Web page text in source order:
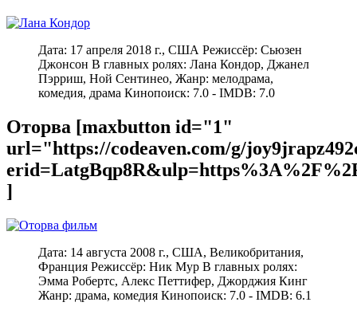
Дата: 17 апреля 2018 г., США Режиссёр: Сьюзен
Джонсон В главных ролях: Лана Кондор, Джанел
Пэрриш, Ной Сентинео, Жанр: мелодрама,
комедия, драма Кинопоиск: 7.0 - IMDB: 7.0
Оторва [maxbutton id="1"
url="https://codeaven.com/g/
]
Дата: 14 августа 2008 г., США, Великобритания,
Франция Режиссёр: Ник Мур В главных ролях:
Эмма Робертс, Алекс Петтифер, Джорджия Кинг
Жанр: драма, комедия Кинопоиск: 7.0 - IMDB: 6.1